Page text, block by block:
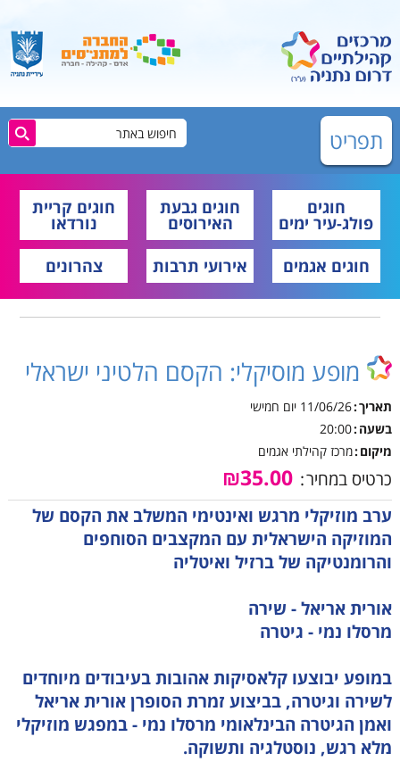
תפריט
חוגים
פולג-עיר ימים
חוגים גבעת
האירוסים
חוגים קריית
נורדאו
חוגים אגמים
אירועי תרבות צהרונים
מופע מוסיקלי: הקסם הלטיני ישראלי
תאריך 11/06/26 יום חמישי
בשעה 20:00
מיקום מרכז קהילתי אגמים
כרטיס במחיר
ערב מוזיקלי מרגש ואינטימי המשלב את הקסם של
המוזיקה הישראלית עם המקצבים הסוחפים
והרומנטיקה של ברזיל ואיטליה
אורית אריאל - שירה
מרסלו נמי - גיטרה
במופע יבוצעו קלאסיקות אהובות בעיבודים מיוחדים
לשירה וגיטרה, בביצוע זמרת הסופרן אורית אריאל
ואמן הגיטרה הבינלאומי מרסלו נמי - במפגש מוזיקלי
מלא רגש, נוסטלגיה ותשוקה.